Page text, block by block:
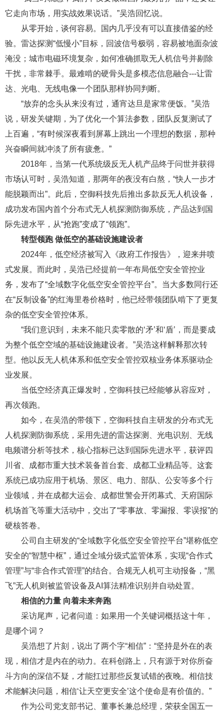
它走向市场，用实战效果说话。”吴浩回忆说。
从零开始，谈何容易。国内几乎没有可以直接借鉴的经
验。雷达探测“低慢小”目标，回波信号极弱，容易被地面杂波
淹没；城市电磁环境复杂，如何准确抓取无人机信号并剔除
干扰，非常棘手。最难啃的硬骨头是多模态信息融合---让雷
达、光电、无线电像一个团队那样协同判断。
“放弃的念头从来没有过，通宵达旦是家常便饭。”吴浩
说，研发关键期，为了优化一个算法参数，团队反复测试了
上百遍，“有时候深夜看到屏幕上跳出一个理想的数据，那种
兴奋瞬间就冲淡了所有疲惫。”
2018年，当第一代系统级反无人机产品终于问世并获得
市场认可时，吴浩知道，那两年的夜没有白熬，“快人一步才
能脱颖而出”。此后，空御科技先后推出多款反无人机设备，
成功发布国内首个分布式无人机探测防御系统，产品达到国
际先进水平，从“抢跑”变成了“领跑”。
转型领跑 做低空的基础设施建设者
2024年，低空经济被写入《政府工作报告》，迎来井喷
式发展。而此时，吴浩已经提前一年布局低空安全管控业
务，发布了“全域数字化低空安全管控平台”。当大多数同行还
在“反制设备”的红海里卷价格时，他已经带领团队啃下了更复
杂的低空安全管控体系。
“我们意识到，未来不能只卖零散的‘矛’和‘盾’，而是要成
为整个低空空域的基础设施建设者。”吴浩这样解释那次转
型。他以反无人机体系和低空安全管控双核业务体系驱动企
业发展。
当低空经济真正爆发时，空御科技已经能够从容应对，
再次领跑。
如今，在吴浩的带领下，空御科技自主研发的分布式无
人机探测防御系统，采用先进的雷达探测、光电识别、无线
电频谱分析等技术，核心指标已达到国际先进水平，获评四
川省、成都市重大技术装备首台套、成都工业精品等。这套
系统已成功应用于机场、景区、电力、部队、公安等多个行
业领域，并在成都大运会、成都世警会开闭幕式、天府国际
机场首飞等重大活动中，交出了“零事故、零漏报、零误报”的
硬核答卷。
公司自主研发的“全域数字化低空安全管控平台”堪称低空
安全的“智慧中枢”，通过全域分级式监管体系，实现“合作式
管理”与“非合作式管理”的结合。合规无人机可主动报备，“黑
飞”无人机则被监管设备及AI算法精准识别并自动处置。
相信的力量 向着未来奔跑
采访尾声，记者问道：如果用一个关键词概括这十年，
是哪个词？
吴浩想了片刻，说出了两个字“相信”：“坚持是外在的表
现，相信才是内在的动力。在科创路上，只有源于对你所奋
斗方向的深信不疑，才能扛过那些反复试错的夜晚。相信技
术能解决问题，相信‘让天空更安全’这个使命是有价值的。”
作为公司党支部书记、董事长兼总经理，荣获全国五一